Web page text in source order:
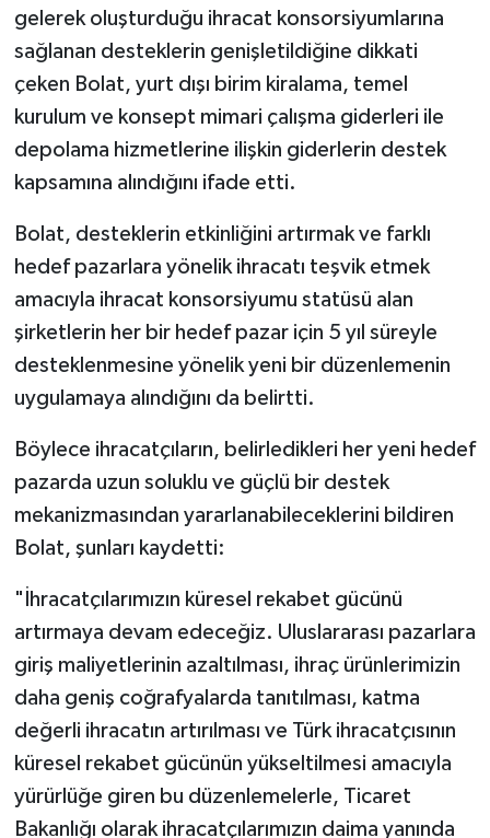
gelerek oluşturduğu ihracat konsorsiyumlarına
sağlanan desteklerin genişletildiğine dikkati
çeken Bolat, yurt dışı birim kiralama, temel
kurulum ve konsept mimari çalışma giderleri ile
depolama hizmetlerine ilişkin giderlerin destek
kapsamına alındığını ifade etti.
Bolat, desteklerin etkinliğini artırmak ve farklı
hedef pazarlara yönelik ihracatı teşvik etmek
amacıyla ihracat konsorsiyumu statüsü alan
şirketlerin her bir hedef pazar için 5 yıl süreyle
desteklenmesine yönelik yeni bir düzenlemenin
uygulamaya alındığını da belirtti.
Böylece ihracatçıların, belirledikleri her yeni hedef
pazarda uzun soluklu ve güçlü bir destek
mekanizmasından yararlanabileceklerini bildiren
Bolat, şunları kaydetti:
"İhracatçılarımızın küresel rekabet gücünü
artırmaya devam edeceğiz. Uluslararası pazarlara
giriş maliyetlerinin azaltılması, ihraç ürünlerimizin
daha geniş coğrafyalarda tanıtılması, katma
değerli ihracatın artırılması ve Türk ihracatçısının
küresel rekabet gücünün yükseltilmesi amacıyla
yürürlüğe giren bu düzenlemelerle, Ticaret
Bakanlığı olarak ihracatçılarımızın daima yanında